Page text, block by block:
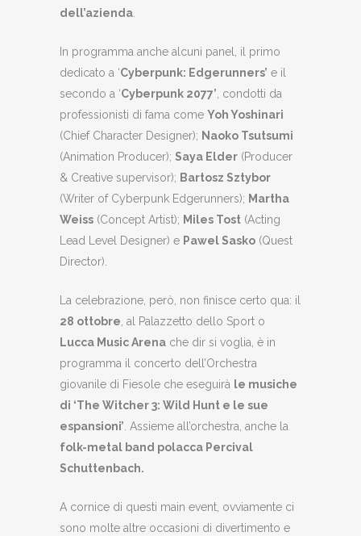
dell’azienda.
In programma anche alcuni panel, il primo
dedicato a ‘Cyberpunk: Edgerunners’ e il
secondo a ‘Cyberpunk 2077’, condotti da
professionisti di fama come Yoh Yoshinari
(Chief Character Designer); Naoko Tsutsumi
(Animation Producer); Saya Elder (Producer
& Creative supervisor); Bartosz Sztybor
(Writer of Cyberpunk Edgerunners); Martha
Weiss (Concept Artist); Miles Tost (Acting
Lead Level Designer) e Pawel Sasko (Quest
Director).
La celebrazione, però, non finisce certo qua: il
28 ottobre, al Palazzetto dello Sport o
Lucca Music Arena che dir si voglia, è in
programma il concerto dell’Orchestra
giovanile di Fiesole che eseguirà le musiche
di ‘The Witcher 3: Wild Hunt e le sue
espansioni’. Assieme all’orchestra, anche la
folk-metal band polacca Percival
Schuttenbach.
A cornice di questi main event, ovviamente ci
sono molte altre occasioni di divertimento e